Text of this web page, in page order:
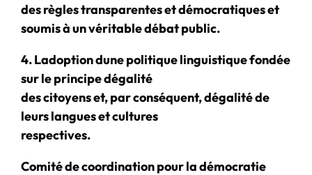
des règles transparentes et démocratiques et
soumis à un véritable débat public.
4. Ladoption dune politique linguistique fondée
sur le principe dégalité
des citoyens et, par conséquent, dégalité de
leurs langues et cultures
respectives.
Comité de coordination pour la démocratie